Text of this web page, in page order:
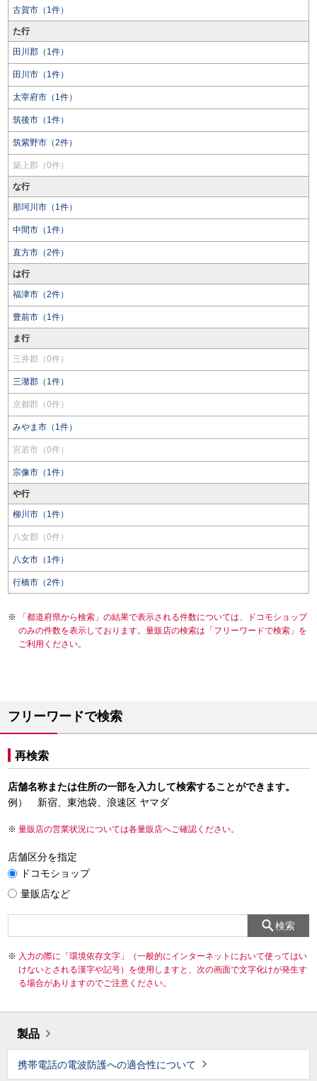
古賀市（1件）
た行
田川郡（1件）
田川市（1件）
太宰府市（1件）
筑後市（1件）
筑紫野市（2件）
築上郡（0件）
な行
那珂川市（1件）
中間市（1件）
直方市（2件）
は行
福津市（2件）
豊前市（1件）
ま行
三井郡（0件）
三潴郡（1件）
京都郡（0件）
みやま市（1件）
宮若市（0件）
宗像市（1件）
や行
柳川市（1件）
八女郡（0件）
八女市（1件）
行橋市（2件）
「都道府県から検索」の結果で表示される件数については、ドコモショップ
のみの件数を表示しております。量販店の検索は「フリーワードで検索」を
ご利用ください。
フリーワードで検索
再検索
店舗名称または住所の一部を入力して検索することができます。
例） 新宿、東池袋、浪速区 ヤマダ
量販店の営業状況については各量販店へご確認ください。
店舗区分を指定
ドコモショップ
量販店など
検索
入力の際に「環境依存文字」（一般的にインターネットにおいて使ってはい
けないとされる漢字や記号）を使用しますと、次の画面で文字化けが発生す
る場合がありますのでご注意ください。
製品
携帯電話の電波防護への適合性について